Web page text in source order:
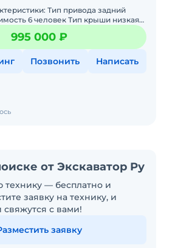
Тип привода задний
6 человек Тип крыши низкая
Снаряженная масса, кг 2125
995 000 ₽
Позвонить Написать
от Экскаватор Ру
технику — бесплатно и
заявку на технику, и
с вами!
заявку